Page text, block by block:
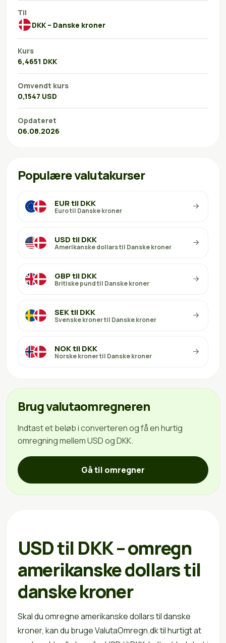
Til
DKK – Danske kroner
Kurs
6,4651 DKK
Omvendt kurs
0,1547 USD
Opdateret
06.08.2026
Populære valutakurser
EUR til DKK
Euro til Danske kroner
USD til DKK
Amerikanske dollars til Danske kroner
GBP til DKK
Britiske pund til Danske kroner
SEK til DKK
Svenske kroner til Danske kroner
NOK til DKK
Norske kroner til Danske kroner
Brug valutaomregneren
Indtast et beløb i converteren og få en hurtig
omregning mellem USD og DKK.
Gå til omregner
USD til DKK – omregn
amerikanske dollars til
danske kroner
Skal du omregne amerikanske dollars til danske
kroner, kan du bruge ValutaOmregn.dk til hurtigt at